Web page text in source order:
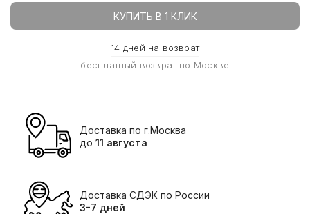
КУПИТЬ В 1 КЛИК
14 дней на возврат
бесплатный возврат по Москве
Доставка по г.Москва
до 11 августа
Доставка СДЭК по России
3-7 дней